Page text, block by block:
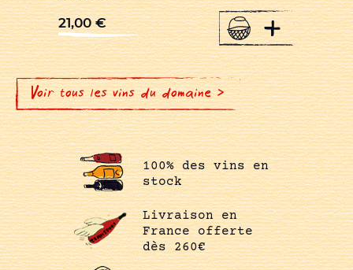
21,00€ +
Voir tous les vins du domaine >
100% des vins en
stock
Livraison en
France offerte
dès 260€